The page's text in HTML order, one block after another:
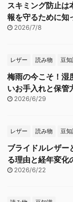
スキミング防止は
報を守るために知
2026/7/8
レザー 読み物 豆
梅雨の今こそ！湿
いお手入れと保管
2026/6/29
レザー 読み物 豆
ブライドルレザー
る理由と経年変化
2026/6/22